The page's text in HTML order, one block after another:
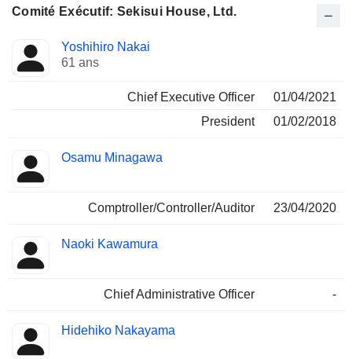
Comité Exécutif: Sekisui House, Ltd.
Dirigeant
Fonctions
occupées
Yoshihiro Nakai
61 ans
Chief Executive Officer
01/04/2021
President
01/02/2018
Osamu Minagawa
Comptroller/Controller/Auditor 23/04/2020
Naoki Kawamura
Chief Administrative Officer -
Hidehiko Nakayama